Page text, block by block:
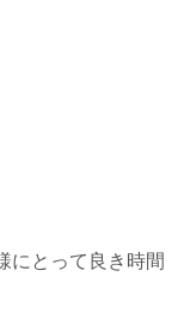
にとって良き時間